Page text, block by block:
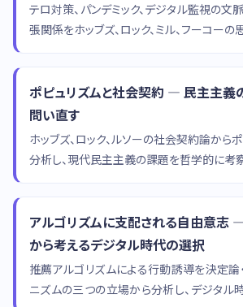
テロ対策、パンデミック、デジタル監視の文
張関係をホッブズ、ロック、ミル、フーコーの
ポピュリズムと社会契約 — 民主主義
問い直す
ホッブズ、ロック、ルソーの社会契約論から
分析し、現代民主主義の課題を哲学的に考察
アルゴリズムに支配される自由意志
から考えるデジタル時代の選択
推薦アルゴリズムによる行動誘導を決定論
ニズムの三つの立場から分析し、デジタル